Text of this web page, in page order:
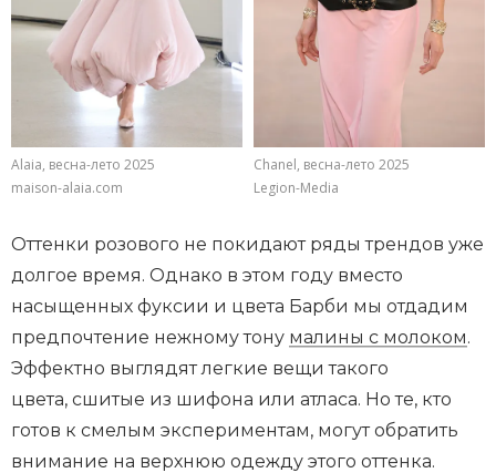
Alaia, весна-лето 2025
maison-alaia.com
Chanel, весна-лето 2025
Legion-Media
Оттенки розового не покидают ряды трендов уже
долгое время. Однако в этом году вместо
насыщенных фуксии и цвета Барби мы отдадим
предпочтение нежному тону малины с молоком.
Эффектно выглядят легкие вещи такого
цвета, сшитые из шифона или атласа. Но те, кто
готов к смелым экспериментам, могут обратить
внимание на верхнюю одежду этого оттенка.